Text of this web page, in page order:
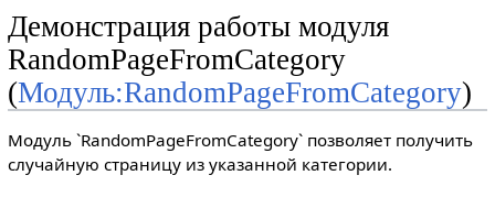
Демонстрация работы модуля
RandomPageFromCategory
(Модуль:RandomPageFromCategory)
Модуль `RandomPageFromCategory` позволяет получить
случайную страницу из указанной категории.